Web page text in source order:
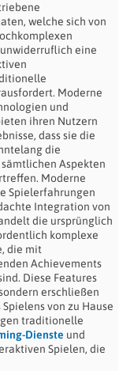
welche sich von
eine
Moderne
und
ihren Nutzern
dass sie die
die
Aspekten
Moderne
Spielerfahrungen
Integration von
die ursprünglich
komplexe
die mit
Achievements
Diese Features
erschließen
von zu Hause
traditionelle
Dienste und
Spielen, die